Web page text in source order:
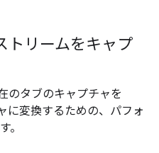
トリームをキャプ
のタブのキャプチャを
に変換するための、パフォ
。